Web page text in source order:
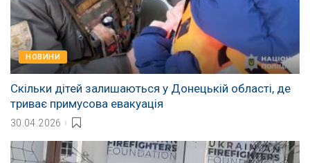
НОВИНИ
Скільки дітей залишаються у Донецькій області, де
триває примусова евакуація
30.04.2026